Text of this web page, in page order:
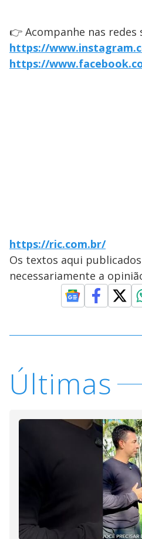
👉 Acompanhe nas redes
https://
https://
https://ric.com.br/
Os textos aqui
necessariamente a
Últimas